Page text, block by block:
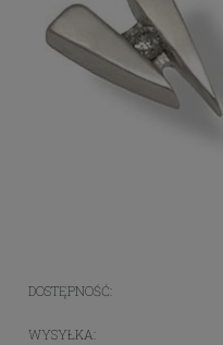
DOSTĘPNOŚĆ:
WYSYŁKA: